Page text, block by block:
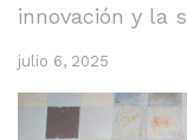
innovación y la
julio 6, 2025